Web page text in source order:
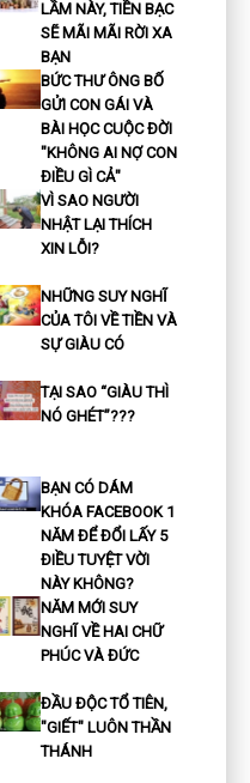
LẦM NÀY, TIỀN BẠC
SẼ MÃI MÃI RỜI XA
BẠN
BỨC THƯ ÔNG BỐ
GỬI CON GÁI VÀ
BÀI HỌC CUỘC ĐỜI
"KHÔNG AI NỢ CON
ĐIỀU GÌ CẢ"
VÌ SAO NGƯỜI
NHẬT LẠI THÍCH
XIN LỖI?
NHỮNG SUY NGHĨ
CỦA TÔI VỀ TIỀN VÀ
SỰ GIÀU CÓ
TẠI SAO “GIÀU THÌ
NÓ GHÉT”???
BẠN CÓ DÁM
KHÓA FACEBOOK 1
NĂM ĐỂ ĐỔI LẤY 5
ĐIỀU TUYỆT VỜI
NÀY KHÔNG?
NĂM MỚI SUY
NGHĨ VỀ HAI CHỮ
PHÚC VÀ ĐỨC
ĐẦU ĐỘC TỔ TIÊN,
"GIẾT" LUÔN THẦN
THÁNH